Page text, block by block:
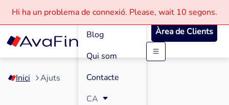
Saltar
contingut
Hi ha un problema de connexió. Please, wait 10 segons.
Blog
Qui som
Contacte
CA
Àrea de Clients
Inici Ajuts